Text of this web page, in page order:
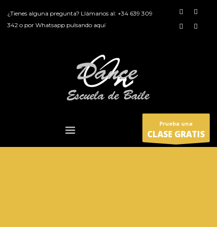
¿Tienes alguna pregunta? Llámanos al: +34 639 309
342 o por Whatsapp pulsando aquí
Prueba una
CLASE GRATIS